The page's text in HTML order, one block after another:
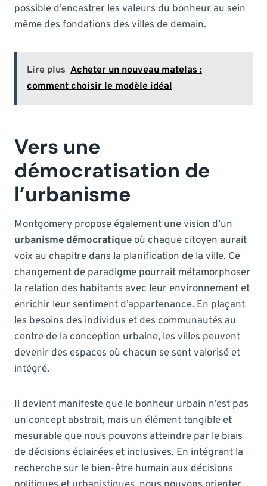
possible d’encastrer les valeurs du bonheur au sein
même des fondations des villes de demain.
Lire plus Acheter un nouveau matelas :
comment choisir le modèle idéal
Vers une
démocratisation de
l’urbanisme
Montgomery propose également une vision d’un
urbanisme démocratique où chaque citoyen aurait
voix au chapitre dans la planification de la ville. Ce
changement de paradigme pourrait métamorphoser
la relation des habitants avec leur environnement et
enrichir leur sentiment d’appartenance. En plaçant
les besoins des individus et des communautés au
centre de la conception urbaine, les villes peuvent
devenir des espaces où chacun se sent valorisé et
intégré.
Il devient manifeste que le bonheur urbain n’est pas
un concept abstrait, mais un élément tangible et
mesurable que nous pouvons atteindre par le biais
de décisions éclairées et inclusives. En intégrant la
recherche sur le bien-être humain aux décisions